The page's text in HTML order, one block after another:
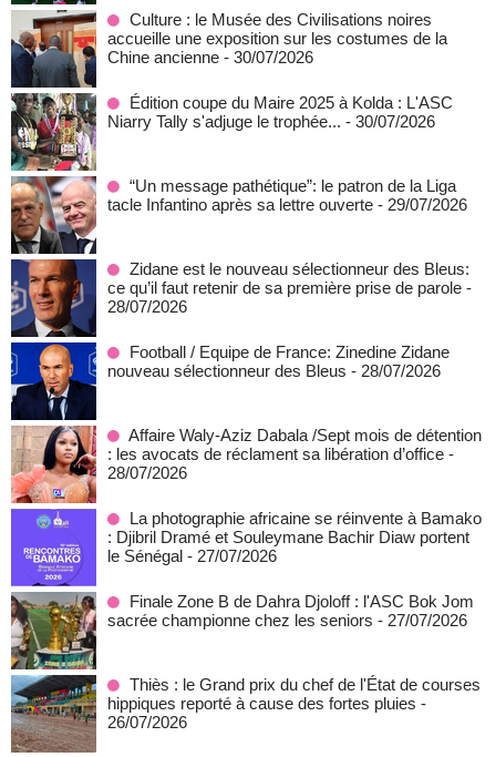
Culture : le Musée des Civilisations noires
accueille une exposition sur les costumes de la
Chine ancienne - 30/07/2026
Édition coupe du Maire 2025 à Kolda : L'ASC
Niarry Tally s'adjuge le trophée... - 30/07/2026
“Un message pathétique”: le patron de la Liga
tacle Infantino après sa lettre ouverte - 29/07/2026
Zidane est le nouveau sélectionneur des Bleus:
ce qu’il faut retenir de sa première prise de parole -
28/07/2026
Football / Equipe de France: Zinedine Zidane
nouveau sélectionneur des Bleus - 28/07/2026
Affaire Waly-Aziz Dabala /Sept mois de détention
: les avocats de réclament sa libération d’office -
28/07/2026
La photographie africaine se réinvente à Bamako
: Djibril Dramé et Souleymane Bachir Diaw portent
le Sénégal - 27/07/2026
Finale Zone B de Dahra Djoloff : l'ASC Bok Jom
sacrée championne chez les seniors - 27/07/2026
Thiès : le Grand prix du chef de l'État de courses
hippiques reporté à cause des fortes pluies -
26/07/2026